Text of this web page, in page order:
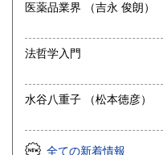
医薬品業界 （吉永 俊朗）
法哲学入門
水谷八重子 （松本徳彦）
全ての新着情報